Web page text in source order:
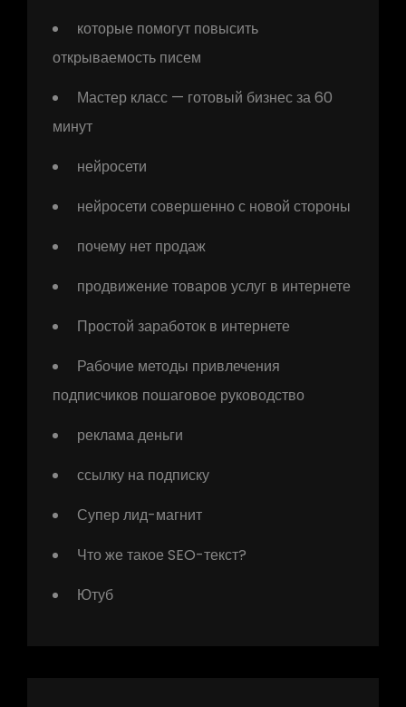
которые помогут повысить
открываемость писем
Мастер класс — готовый бизнес за 60
минут
нейросети
нейросети совершенно с новой стороны
почему нет продаж
продвижение товаров услуг в интернете
Простой заработок в интернете
Рабочие методы привлечения
подписчиков пошаговое руководство
реклама деньги
ссылку на подписку
Супер лид-магнит
Что же такое SEO-текст?
Ютуб